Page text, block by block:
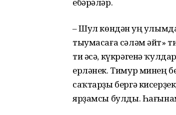
– Шул көндән һуң
тыумасаға сәләм әйт»
ти әсә, күкрәгенә
ерләнек. Тимур минең
саҡтарҙы бергә
ярҙамсы булды.